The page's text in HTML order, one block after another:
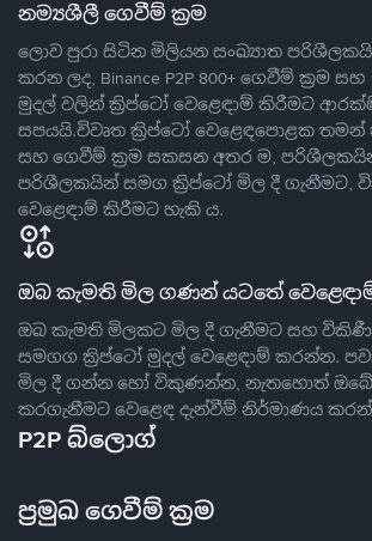
නම්‍යශීලී ගෙවීම් ක්‍රම
ලොව පුරා සිටින මිලියන සංඛ්‍යාත
කරන ලද, Binance P2P 800+ ගෙවීම් ක්‍රම සහ
මුදල් වලින් ක්‍රිප්ටෝ වෙළෙඳාම් කිරීමට
සපයයි.විවෘත ක්‍රිප්ටෝ වෙළෙඳපොළක
සහ ගෙවීම් ක්‍රම සකසන අතර ම,
පරිශීලකයින් සමග ක්‍රිප්ටෝ මිල දී ගැනීමට,
වෙළෙඳාම් කිරීමට හැකි ය.
ඔබ කැමති මිල ගණන් යටතේ
ඔබ කැමති මිලකට මිල දී ගැනීමට සහ
සමගග ක්‍රිප්ටෝ මුදල් වෙළෙඳාම් කරන්න.
මිල දී ගන්න හෝ විකුණන්න, නැතහොත්
කරගැනීමට වෙළෙඳ දැන්වීම් නිර්මාණය
P2P බ්ලොග්
ප්‍රමුඛ ගෙවීම් ක්‍රම